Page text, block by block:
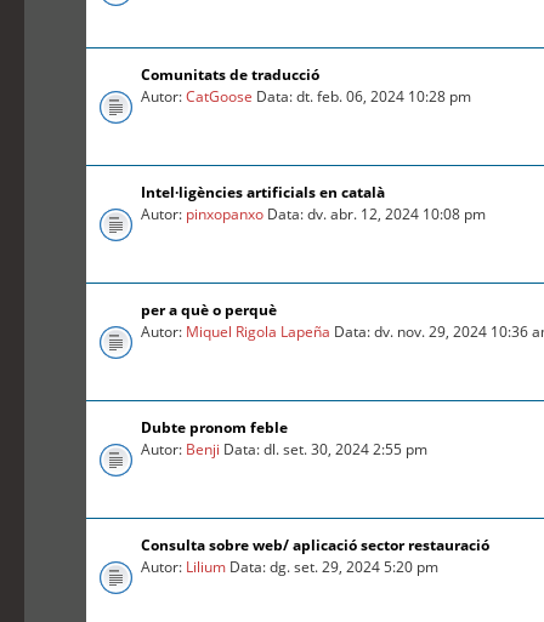
Comunitats de traducció
Autor:CatGoose Data: dt. feb. 06, 2024 10:28 pm
Intel·ligències artificials en català
Autor: pinxopanxo Data: dv. abr. 12, 2024 10:08 pm
per a què o perquè
Autor: Miquel Rigola Lapeña Data: dv. nov. 29, 2024 10:36
Dubte pronom feble
Autor: Benji Data: dl. set. 30, 2024 2:55 pm
Consulta sobre web/ aplicació sector restauració
Autor: Lilium Data: dg. set. 29, 2024 5:20 pm